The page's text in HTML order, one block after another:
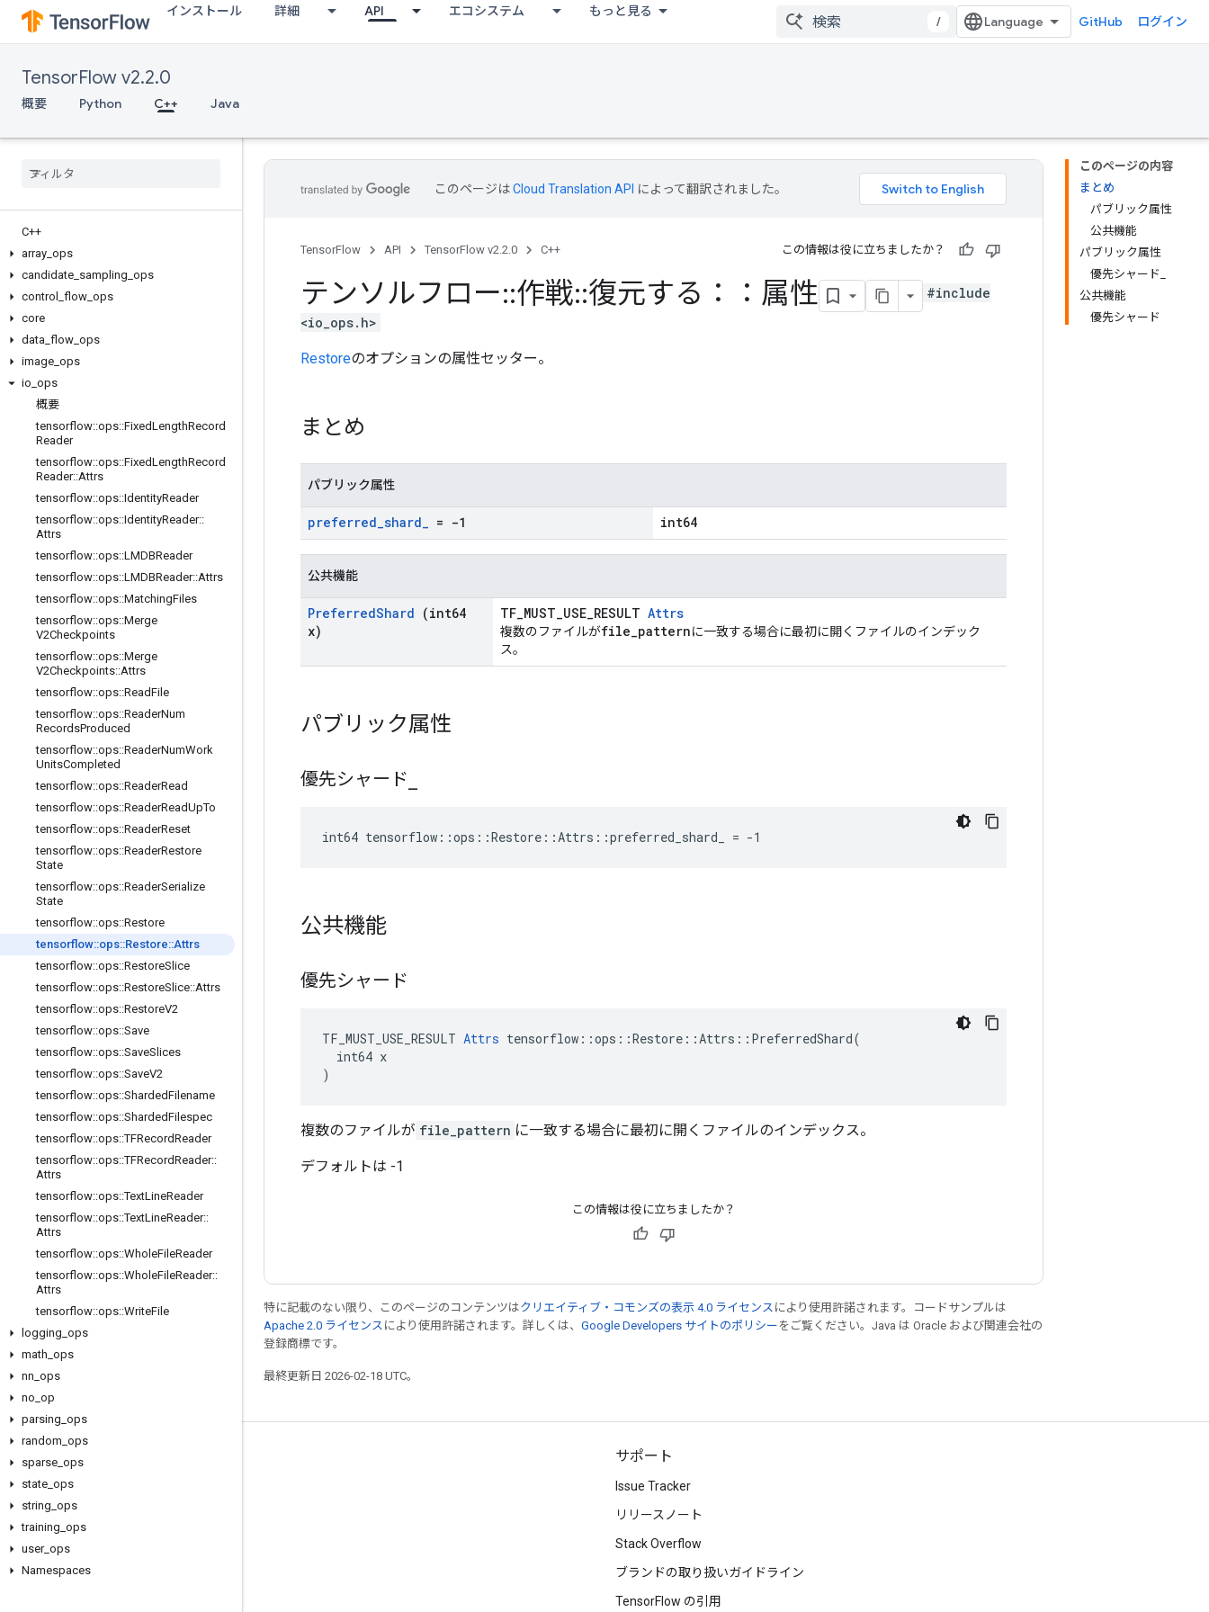
インストール 詳細 API エコシステム もっと見る
/ GitHub ログイン
TensorFlow v2.2.0
概要 Python C++ Java
C++
array ops
candidate sampling ops
control
flow ops
core
data flow ops
image ops
io ops
概要
tensorflow::ops::FixedLengthRecord
Reader
tensorflow::ops::FixedLengthRecord
Reader::Attrs
tensorflow::ops::IdentityReader
tensorflow::ops::IdentityReader::
Attrs
tensorflow::ops::LMDBReader
tensorflow::ops::LMDBReader::Attrs
tensorflow::ops::MatchingFiles
tensorflow::ops::Merge
V2Checkpoints
tensorflow::ops::Merge
V2Checkpoints::Attrs
tensorflow::ops::ReadFile
tensorflow::ops::ReaderNum
RecordsProduced
tensorflow::ops::ReaderNumWork
UnitsCompleted
tensorflow::ops::ReaderRead
tensorflow::ops::ReaderReadUpTo
tensorflow::ops::ReaderReset
tensorflow::ops::ReaderRestore
State
tensorflow::ops::ReaderSerialize
State
tensorflow::ops::Restore
tensorflow::ops::Restore::Attrs
tensorflow::ops::RestoreSlice
tensorflow::ops::RestoreSlice::Attrs
tensorflow::ops::RestoreV2
tensorflow::ops::Save
tensorflow::ops::SaveSlices
tensorflow::ops::SaveV2
tensorflow::ops::ShardedFilename
tensorflow::ops::ShardedFilespec
tensorflow::ops::TFRecordReader
tensorflow::ops::TFRecordReader::
Attrs
tensorflow::ops::TextLineReader
tensorflow::ops::TextLineReader::
Attrs
tensorflow::ops::WholeFileReader
tensorflow::ops::WholeFileReader::
Attrs
tensorflow::ops::WriteFile
logging ops
math ops
nn ops
no op
parsing ops
random ops
sparse ops
state ops
string ops
training ops
user_ ops
Namespaces
このページの内容
まとめ
パブリック属性
公共機能
パブリック属性
優先シャード_
公共機能
優先シャード
このページはCloud Translation API によって翻訳されました。
TensorFlow API TensorFlow v2.2.0 C++ この情報は役に立ちましたか？
テンソルフロー::作戦::復元する：：属性
#include
<io_ops.h>
Restoreのオプションの属性セッター。
まとめ
パブリック属性
preferred_shard_ = -1 int64
公共機能
PreferredShard (int64
x)
TF_MUST_USE_RESULT Attrs
複数のファイルがfile_patternに一致する場合に最初に開くファイルのインデック
ス。
パブリック属性
優先シャード
int64 tensorflow::ops::Restore::Attrs::preferred_shard_ = -1
公共機能
優先シャード
TF_MUST_USE_RESULT Attrs tensorflow::ops::Restore::Attrs::PreferredShard(
  int64 x
)
複数のファイルが file_pattern に一致する場合に最初に開くファイルのインデックス。
デフォルトは -1
この情報は役に立ちましたか？
特に記載のない限り、このページのコンテンツはクリエイティブ・コモンズの表示 4.0 ライセンス により使用許諾されます。コードサンプルは
Apache 2.0 ライセンス により使用許諾されます。詳しくは、 Google Developers サイトのポリシー をご覧ください。Java は Oracle および関連会社の
登録商標です。
最終更新日 2026-02-18 UTC。
つながる
ブログ
フォーラム
GitHub
Twitter
サポート
Issue Tracker
リリースノート
Stack Overflow
ブランドの取り扱いガイドライン
TensorFlow の引用